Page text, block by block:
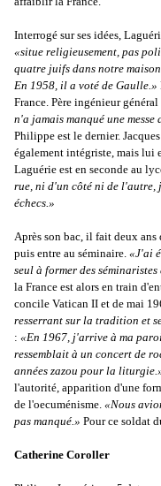
Interrogé sur ses idées,
«situe religieusement, pas
quatre juifs dans notre
En 1958, il a voté de Gaulle.»
France. Père ingénieur
n'a jamais manqué une
Philippe est le dernier.
également intégriste, mais lui
Laguérie est en seconde au
rue, ni d'un côté ni de l'autre,
échecs.»
Après son bac, il fait deux
puis entre au séminaire. «J'ai
seul à former des
la France est alors en train
concile Vatican II et de mai
resserrant sur la tradition et
: «En 1967, j'arrive à ma
ressemblait à un concert de
années zazou pour la
l'autorité, apparition d'une
de l'oecuménisme. «Nous
pas manqué.» Pour ce soldat
Catherine Coroller